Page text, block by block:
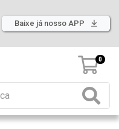
Baixe já nosso APP
0